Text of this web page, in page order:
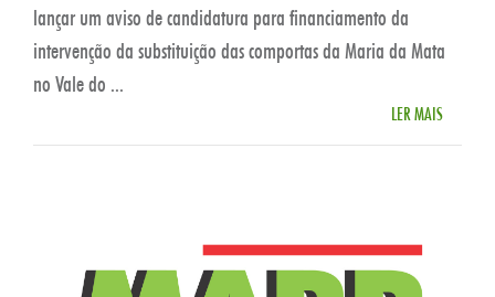
lançar um aviso de candidatura para financiamento da
intervenção da substituição das comportas da Maria da Mata
no Vale do ...
LER MAIS